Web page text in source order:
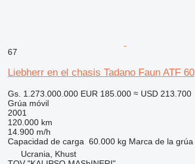
67
Liebherr en el chasis Tadano Faun ATF 60
Gs. 1.273.000.000 EUR 185.000 ≈ USD 213.700
Grúa móvil
2001
120.000 km
14.900 m/h
Capacidad de carga 60.000 kg Marca de la grúa
Ucrania, Khust